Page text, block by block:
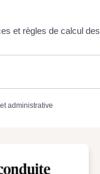
et règles de calcul
administrative